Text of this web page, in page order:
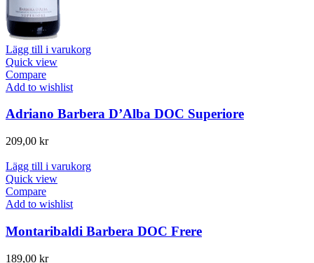
Lägg till i varukorg
Quick view
Compare
Add to wishlist
Adriano Barbera D’Alba DOC Superiore
209,00 kr
Lägg till i varukorg
Quick view
Compare
Add to wishlist
Montaribaldi Barbera DOC Frere
189,00 kr